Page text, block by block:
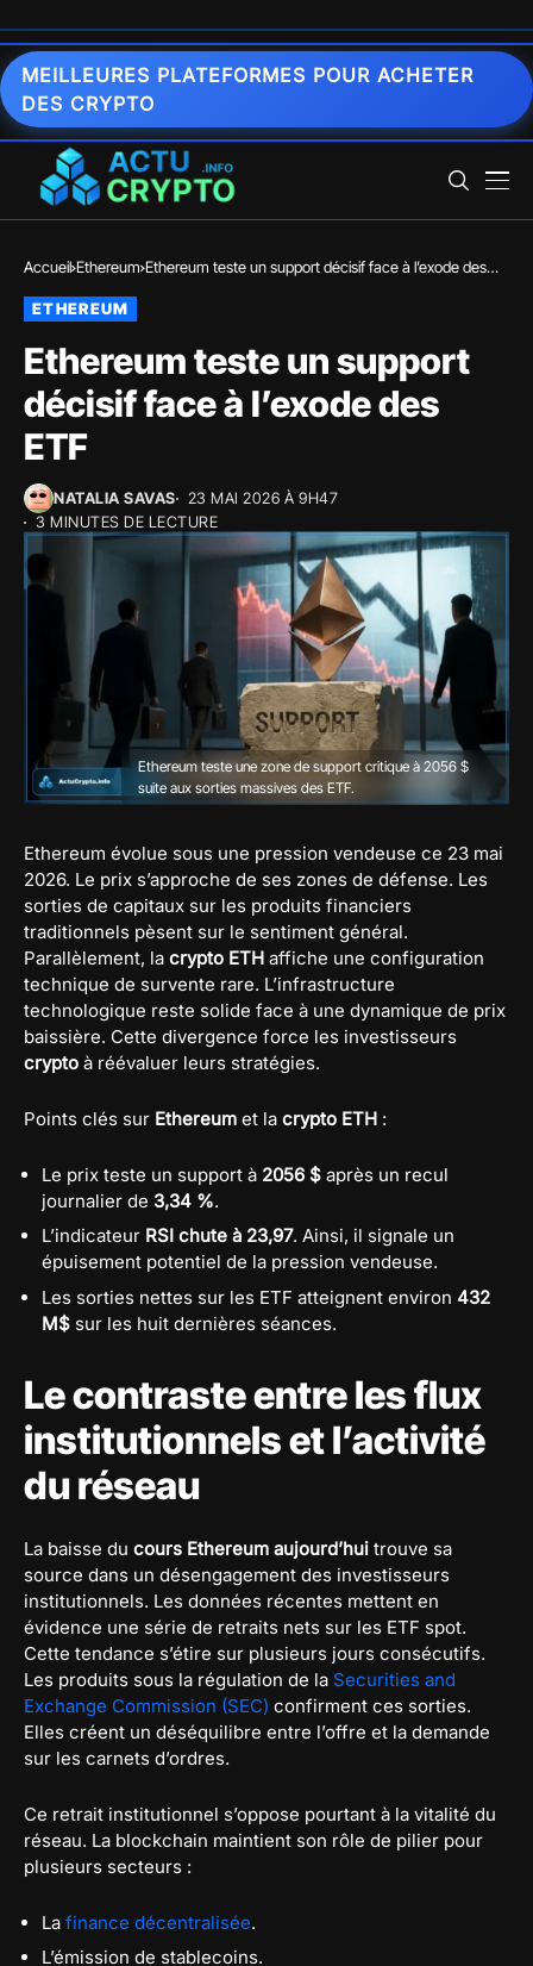
MEILLEURES PLATEFORMES POUR ACHETER
DES CRYPTO
Accueil Ethereum Ethereum teste un support décisif face à l’exode des
ETHEREUM
Ethereum teste un support
décisif face à l’exode des
ETF
NATALIA SAVAS
23 MAI 2026 À 9H47
3 MINUTES DE LECTURE
Ethereum teste une zone de support critique à 2056 $
suite aux sorties massives des ETF.
Ethereum évolue sous une pression vendeuse ce 23 mai
2026. Le prix s’approche de ses zones de défense. Les
sorties de capitaux sur les produits financiers
traditionnels pèsent sur le sentiment général.
Parallèlement, la crypto ETH affiche une configuration
technique de survente rare. L’infrastructure
technologique reste solide face à une dynamique de prix
baissière. Cette divergence force les investisseurs
crypto à réévaluer leurs stratégies.
Points clés sur Ethereum et la crypto ETH :
Le prix teste un support à 2056 $ après un recul
journalier de 3,34 %.
L’indicateur RSI chute à 23,97. Ainsi, il signale un
épuisement potentiel de la pression vendeuse.
Les sorties nettes sur les ETF atteignent environ 432
M$ sur les huit dernières séances.
Le contraste entre les flux
institutionnels et l’activité
du réseau
La baisse du cours Ethereum aujourd’hui trouve sa
source dans un désengagement des investisseurs
institutionnels. Les données récentes mettent en
évidence une série de retraits nets sur les ETF spot.
Cette tendance s’étire sur plusieurs jours consécutifs.
Les produits sous la régulation de la Securities and
Exchange Commission (SEC) confirment ces sorties.
Elles créent un déséquilibre entre l’offre et la demande
sur les carnets d’ordres.
Ce retrait institutionnel s’oppose pourtant à la vitalité du
réseau. La blockchain maintient son rôle de pilier pour
plusieurs secteurs :
La finance décentralisée.
L’émission de stablecoins.